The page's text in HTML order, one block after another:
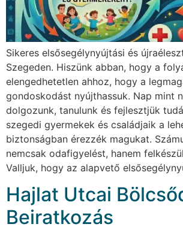
Sikeres elsősegélynyújtási és
Szegeden. Hiszünk abban, hogy a
elengedhetetlen ahhoz, hogy a
gondoskodást nyújthassuk. Nap mint
dolgozunk, tanulunk és fejlesztjük
szegedi gyermekek és családjaik a
biztonságban érezzék magukat.
nemcsak odafigyelést, hanem
Valljuk, hogy az alapvető
Hajlat Utcai
Beiratkozás